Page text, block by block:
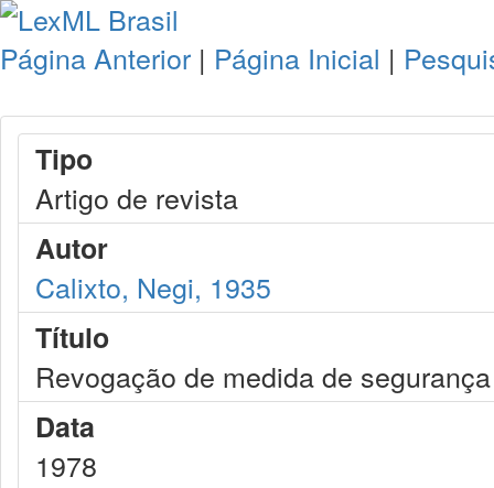
Página Anterior | Página Inicial |
Tipo
Artigo de revista
Autor
Calixto, Negi, 1935
Título
Revogação de medida de segurança
Data
1978